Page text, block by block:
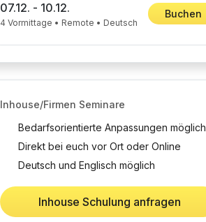
07.12. - 10.12.
4 Vormittage • Remote • Deutsch
Buchen
Inhouse/Firmen Seminare
Bedarfsorientierte Anpassungen möglich
Direkt bei euch vor Ort oder Online
Deutsch und Englisch möglich
Inhouse Schulung anfragen